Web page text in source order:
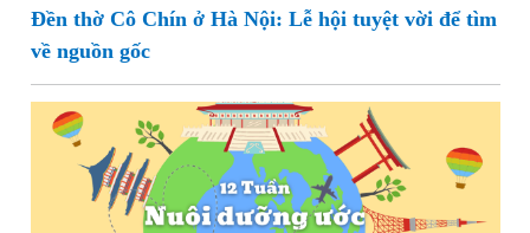
Đền thờ Cô Chín ở Hà Nội: Lễ hội tuyệt vời để tìm
về nguồn gốc